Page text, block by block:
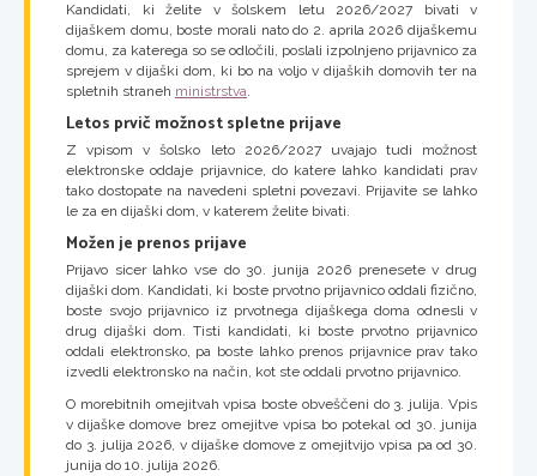
Kandidati, ki želite v šolskem letu 2026/2027 bivati v
dijaškem domu, boste morali nato do 2. aprila 2026 dijaškemu
domu, za katerega so se odločili, poslali izpolnjeno prijavnico za
sprejem v dijaški dom, ki bo na voljo v dijaških domovih ter na
spletnih straneh ministrstva
Letos prvič možnost spletne prijave
Z vpisom v šolsko leto 2026/2027 uvajajo tudi možnost
elektronske oddaje prijavnice, do katere lahko kandidati prav
tako dostopate na navedeni spletni povezavi. Prijavite se lahko
le za en dijaški dom, v katerem želite bivati.
Možen je prenos prijave
Prijavo sicer lahko vse do 30. junija 2026 prenesete v drug
dijaški dom. Kandidati, ki boste prvotno prijavnico oddali fizično,
boste svojo prijavnico iz prvotnega dijaškega doma odnesli v
drug dijaški dom. Tisti kandidati, ki boste prvotno prijavnico
oddali elektronsko, pa boste lahko prenos prijavnice prav tako
izvedli elektronsko na način, kot ste oddali prvotno prijavnico.
O morebitnih omejitvah vpisa boste obveščeni do 3. julija. Vpis
v dijaške domove brez omejitve vpisa bo potekal od 30. junija
do 3. julija 2026, v dijaške domove z omejitvijo vpisa pa od 30.
junija do 10. julija 2026.